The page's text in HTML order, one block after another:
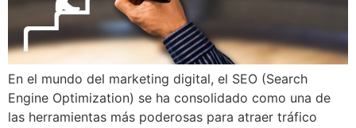
En el mundo del marketing digital, el SEO (Search
Engine Optimization) se ha consolidado como una de
las herramientas más poderosas para atraer tráfico